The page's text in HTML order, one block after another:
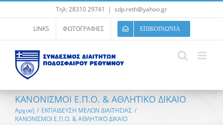
στο
περιεχόμενο
Τηλ: 28310 29741 | sdp.reth@yahoo.gr
LINKS ΦΩΤΟΓΡΑΦΙΕΣ ΕΠΙΚΟΙΝΩΝΙΑ
ΚΑΝΟΝΙΣΜΟΙ Ε.Π.Ο. & ΑΘΛΗΤΙΚΟ ΔΙΚΑΙΟ
Αρχική / ΕΚΠΑΙΔΕΥΣΗ ΜΕΛΩΝ ΔΙΑΙΤΗΣΙΑΣ /
ΚΑΝΟΝΙΣΜΟΙ Ε.Π.Ο. & ΑΘΛΗΤΙΚΟ ΔΙΚΑΙΟ